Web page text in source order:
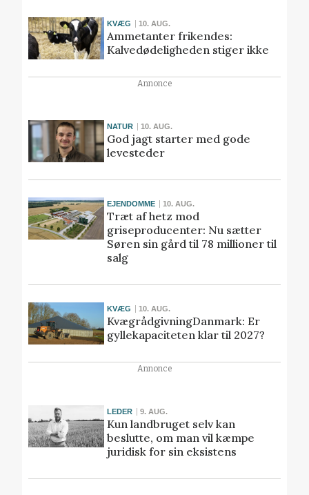
KVÆG 10. AUG.
Ammetanter frikendes:
Kalvedødeligheden stiger ikke
Annonce
NATUR 10. AUG.
God jagt starter med gode
levesteder
EJENDOMME 10. AUG.
Træt af hetz mod
griseproducenter: Nu sætter
Søren sin gård til 78 millioner til
salg
KVÆG 10. AUG.
KvægrådgivningDanmark: Er
gyllekapaciteten klar til 2027?
Annonce
LEDER 9. AUG.
Kun landbruget selv kan
beslutte, om man vil kæmpe
juridisk for sin eksistens